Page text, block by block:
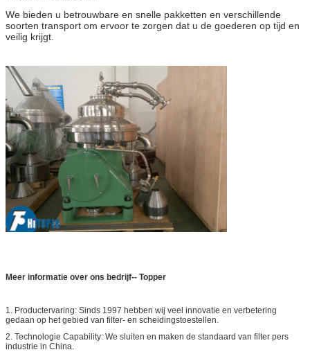
We bieden u betrouwbare en snelle pakketten en verschillende
soorten transport om ervoor te zorgen dat u de goederen op tijd en
veilig krijgt.
Meer informatie over ons bedrijf-- Topper
1. Productervaring: Sinds 1997 hebben wij veel innovatie en verbetering
gedaan op het gebied van filter- en scheidingstoestellen.
2. Technologie Capability: We sluiten en maken de standaard van filter pers
industrie in China.